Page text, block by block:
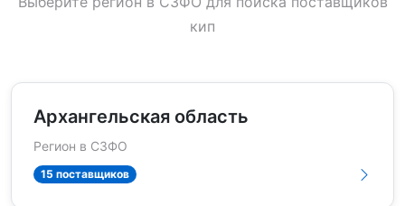
кип
Архангельская область
Регион в СЗФО
15 поставщиков